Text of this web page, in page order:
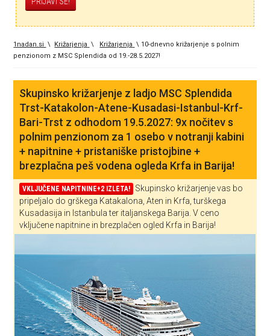
1nadan.si \ Križarjenja \ Križarjenja \ 10-dnevno križarjenje s polnim
penzionom z MSC Splendida od 19.-28.5.2027!
Skupinsko križarjenje z ladjo MSC Splendida
Trst-Katakolon-Atene-Kusadasi-Istanbul-Krf-
Bari-Trst z odhodom 19.5.2027: 9x nočitev s
polnim penzionom za 1 osebo v notranji kabini
+ napitnine + pristaniške pristojbine +
brezplačna peš vodena ogleda Krfa in Barija!
VKLJUČENE NAPITNINE+2 IZLETA!
Skupinsko križarjenje vas bo
pripeljalo do grškega Katakalona, Aten in Krfa, turškega
Kusadasija in Istanbula ter italjanskega Barija. V ceno
vključene napitnine in brezplačen ogled Krfa in Barija!